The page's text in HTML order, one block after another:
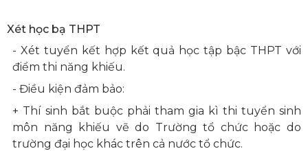
Xét học bạ THPT
- Xét tuyển kết hợp kết quả học tập bậc THPT với
điểm thi năng khiếu.
- Điều kiện đảm bảo:
+ Thí sinh bắt buộc phải tham gia kì thi tuyển sinh
môn năng khiếu vẽ do Trường tổ chức hoặc do
trường đại học khác trên cả nước tổ chức.